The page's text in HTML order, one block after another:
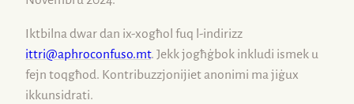
Iktbilna dwar dan ix-xogħol fuq l-indirizz
ittri@aphroconfuso.mt. Jekk jogħġbok inkludi ismek u
fejn toqgħod. Kontribuzzjonijiet anonimi ma jiġux
ikkunsidrati.